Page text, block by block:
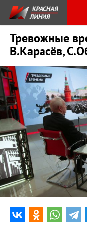
Тревожные
В.Карасёв,
0:00